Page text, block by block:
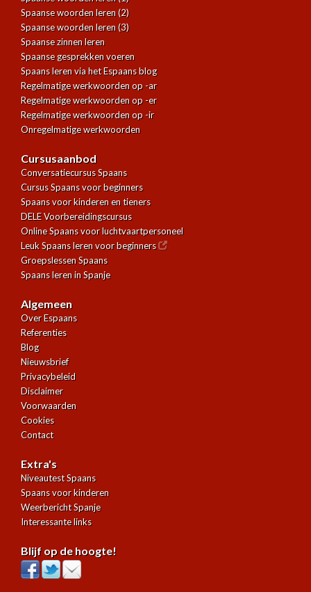
Spaanse woorden leren (2)
Spaanse woorden leren (3)
Spaanse zinnen leren
Spaanse gesprekken voeren
Spaans leren via het Espaans blog
Regelmatige werkwoorden op -ar
Regelmatige werkwoorden op -er
Regelmatige werkwoorden op -ir
Onregelmatige werkwoorden
Cursusaanbod
Conversatiecursus Spaans
Cursus Spaans voor beginners
Spaans voor kinderen en tieners
DELE Voorbereidingscursus
Online Spaans voor luchtvaartpersoneel
Leuk Spaans leren voor beginners
Groepslessen Spaans
Spaans leren in Spanje
Algemeen
Over Espaans
Referenties
Blog
Nieuwsbrief
Privacybeleid
Disclaimer
Voorwaarden
Cookies
Contact
Extra's
Niveautest Spaans
Spaans voor kinderen
Weerbericht Spanje
Interessante links
Blijf op de hoogte!